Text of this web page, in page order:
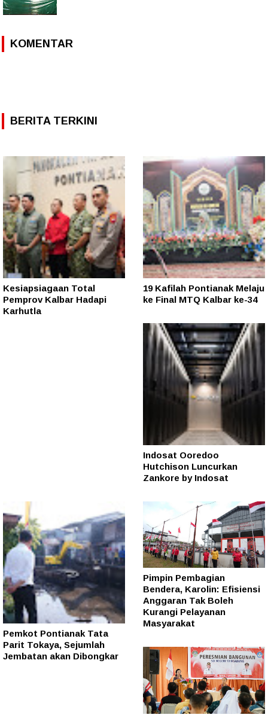
KOMENTAR
BERITA TERKINI
Kesiapsiagaan Total
Pemprov Kalbar Hadapi
Karhutla
19 Kafilah Pontianak Melaju
ke Final MTQ Kalbar ke-34
Indosat Ooredoo
Hutchison Luncurkan
Zankore by Indosat
Pemkot Pontianak Tata
Parit Tokaya, Sejumlah
Jembatan akan Dibongkar
Pimpin Pembagian
Bendera, Karolin: Efisiensi
Anggaran Tak Boleh
Kurangi Pelayanan
Masyarakat